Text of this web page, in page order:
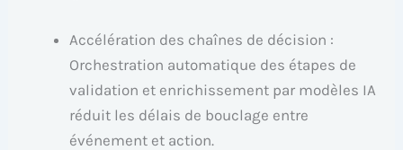
Accélération des chaînes de décision :
Orchestration automatique des étapes de
validation et enrichissement par modèles IA
réduit les délais de bouclage entre
événement et action.